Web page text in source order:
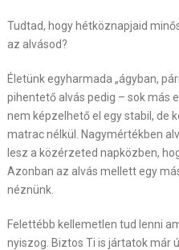
Tudtad, hogy hétköznapjaid
az alvásod?
Életünk egyharmada „ágyban,
pihentető alvás pedig – sok más
nem képzelhető el egy stabil, de
matrac nélkül. Nagymértékben
lesz a közérzeted napközben,
Azonban az alvás mellett egy
néznünk.
Felettébb kellemetlen tud lenni
nyiszog. Biztos Ti is jártatok már